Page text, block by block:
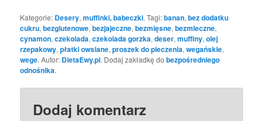
Kategorie: Desery,muffinki, babeczki. Tagi:banan,bez dodatku
cukru,bezglutenowe,bezjajeczne,bezmięsne,bezmleczne,
cynamon,czekolada,czekolada gorzka,deser,muffiny,olej
rzepakowy,płatki owsiane,proszek do pieczenia,wegańskie,
wege. Autor: DietaEwy.pl. Dodaj zakładkę dobezpośredniego
odnośnika.
Dodaj komentarz